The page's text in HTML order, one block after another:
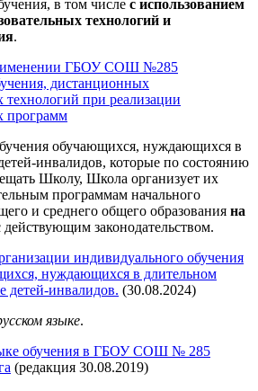
в том числе с использованием
технологий и
.
ГБОУ СОШ №285
дистанционных
технологий при реализации
программ
обучающихся, нуждающихся в
инвалидов, которые по состоянию
Школу, Школа организует их
программам начального
и среднего общего образования на
действующим законодательством.
индивидуального обучения
нуждающихся в длительном
детей-инвалидов. (30.08.2024)
языке.
обучения в ГБОУ СОШ № 285
(редакция 30.08.2019)